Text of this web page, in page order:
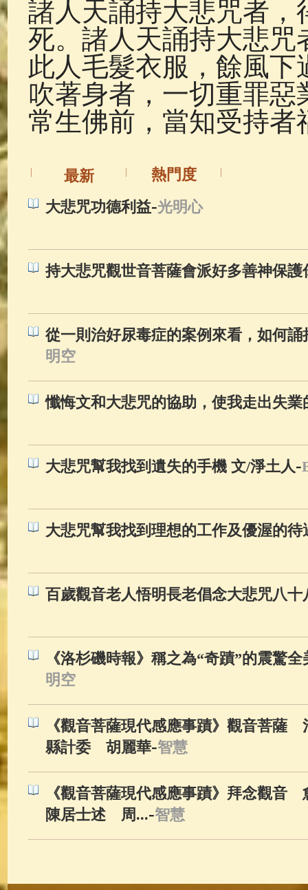
諸人天誦持大悲咒者
死。諸人天誦持大悲
此人毛髮衣服，餘風
吹著身者，一切重罪
常生佛前，當知受持者
最新
熱門度
大悲咒功德利益-光明心
持大悲咒觀世音菩薩會派好多善神保護
從一則治好尿毒症的案例來看，如何
明空
懺悔文和大悲咒的協助，使我走出失業
大悲咒幫我找到遺失的手機 文/淨土人-
大悲咒幫我找到理想的工作及優渥的待
百歲觀音老人悟明長老倡念大悲咒八十
《洛杉磯時報》稱之為“奇蹟”的震驚
明空
《觀音菩薩現代感應事蹟》觀音菩薩
縣計委 胡麗華-智慧
《觀音菩薩現代感應事蹟》拜念觀音
陳居士述 周...-智慧